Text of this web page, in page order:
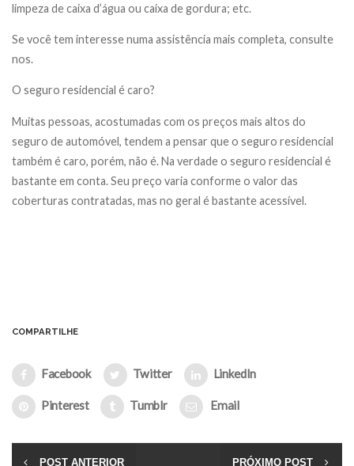
limpeza de caixa d’água ou caixa de gordura; etc.
Se você tem interesse numa assistência mais completa, consulte
nos.
O seguro residencial é caro?
Muitas pessoas, acostumadas com os preços mais altos do
seguro de automóvel, tendem a pensar que o seguro residencial
também é caro, porém, não é. Na verdade o seguro residencial é
bastante em conta. Seu preço varia conforme o valor das
coberturas contratadas, mas no geral é bastante acessível.
COMPARTILHE
Facebook Twitter LinkedIn
Pinterest Tumblr Email
POST ANTERIOR PRÓXIMO POST